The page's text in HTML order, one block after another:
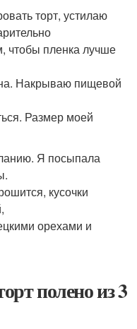
торт, устилаю
чтобы пленка лучше
Накрываю пищевой
Размер моей
Я посыпала
кусочки
орехами и
полено из 3